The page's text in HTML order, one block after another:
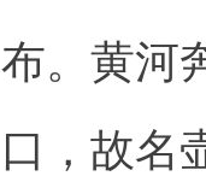
布。黄河
口，故名